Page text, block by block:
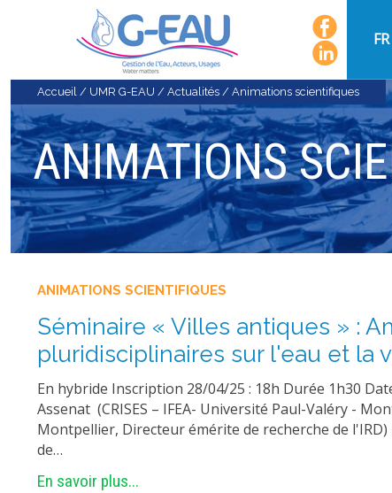
FR
Accueil / UMR G-EAU / Actualités / Animations scientifiques
ANIMATIONS
ANIMATIONS SCIENTIFIQUES
Séminaire « Villes antiques » :
pluridisciplinaires sur l'eau et la
En hybride Inscription 28/04/25 : 18h Durée 1h30
Assenat (CRISES – IFEA- Université Paul-Valéry -
Montpellier, Directeur émérite de recherche de
de…
En savoir plus...